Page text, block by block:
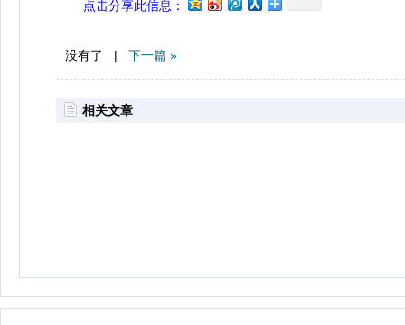
点击分享此信息：
没有了 | 下一篇 »
相关文章